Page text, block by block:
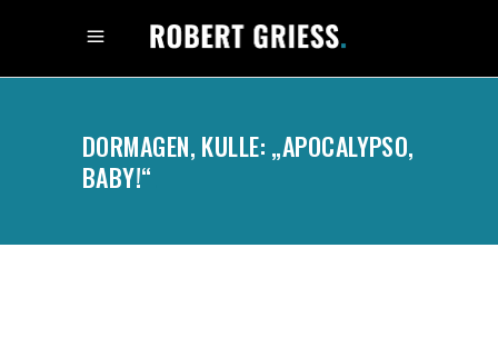
DORMAGEN, KULLE: „APOCALYPSO,
BABY!“